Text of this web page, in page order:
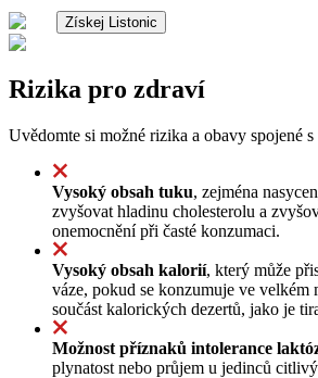
Získej Listonic
Rizika pro zdraví
Uvědomte si možné rizika a obavy spojené s
Vysoký obsah tuku, zejména
zvyšovat hladinu cholesterolu a
onemocnění při časté konzumaci.
Vysoký obsah kalorií, který může
váze, pokud se konzumuje ve velkém
součást kalorických dezertů, jako je
Možnost příznaků intolerance
plynatost nebo průjem u jedinců